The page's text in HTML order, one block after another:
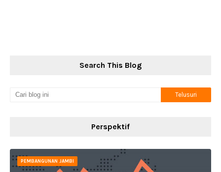
Search This Blog
Perspektif
PEMBANGUNAN JAMBI